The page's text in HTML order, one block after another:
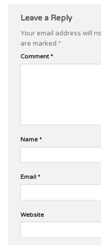
Leave a Reply
Your email address will
are marked *
Comment *
Name *
Email *
Website